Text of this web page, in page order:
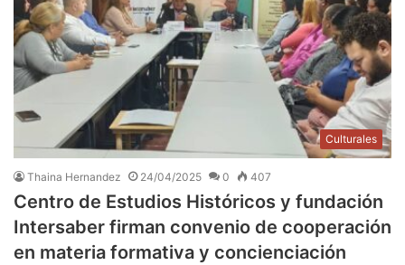
Culturales
Thaina Hernandez 24/04/2025 0 407
Centro de Estudios Históricos y fundación
Intersaber firman convenio de cooperación
en materia formativa y concienciación